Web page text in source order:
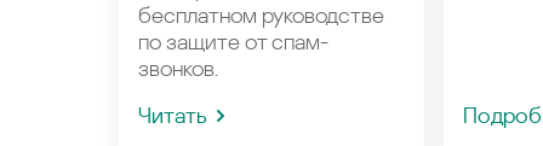
бесплатном руководстве
по защите от спам-
звонков.
Читать